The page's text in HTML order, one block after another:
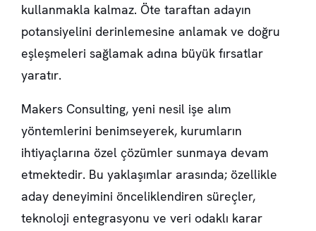
kullanmakla kalmaz. Öte taraftan adayın
potansiyelini derinlemesine anlamak ve doğru
eşleşmeleri sağlamak adına büyük fırsatlar
yaratır.
Makers Consulting, yeni nesil işe alım
yöntemlerini benimseyerek, kurumların
ihtiyaçlarına özel çözümler sunmaya devam
etmektedir. Bu yaklaşımlar arasında; özellikle
aday deneyimini önceliklendiren süreçler,
teknoloji entegrasyonu ve veri odaklı karar